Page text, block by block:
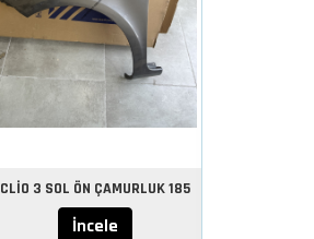
CLİO 3 SOL ÖN ÇAMURLUK 185
İncele